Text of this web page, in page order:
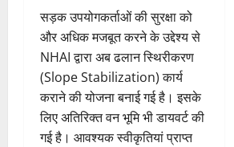
सड़क उपयोगकर्ताओं की सुरक्षा को
और अधिक मजबूत करने के उद्देश्य से
NHAI द्वारा अब ढलान स्थिरीकरण
(Slope Stabilization) कार्य
कराने की योजना बनाई गई है। इसके
लिए अतिरिक्त वन भूमि भी डायवर्ट की
गई है। आवश्यक स्वीकृतियां प्राप्त